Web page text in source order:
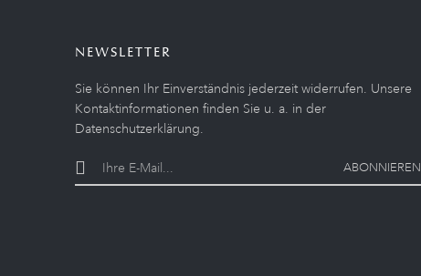
NEWSLETTER
Sie können Ihr Einverständnis jederzeit widerrufen. Unsere
Kontaktinformationen finden Sie u. a. in der
Datenschutzerklärung.
ABONNIEREN